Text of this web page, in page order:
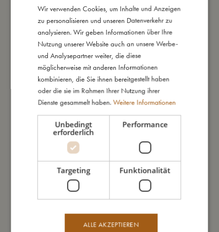
Polyester-Mesh, ist perfekt zur Aufbewahrung von
Badespielzeug. Die drei Bälle im Set sind nicht nur fantastisch
für Ballspiele in der Badewanne, sondern schwimmen auch auf
der Wasseroberfläche und sorgen für zusätzliche Unterhaltung
während der Badezeit. Das Netz wird einfach mit zwei starken
Saugnäpfen an glatten Oberflächen in Duschkabinen und
Badewannen befestigt.
Meine besonderen Merkmale:
Thema und drei Bälle
- Zwei starke Saugnäpfe für einfache Befestigung
- Hergestellt aus 100 % Neopren und Polyester-Mesh
- Empfohlenes Alter: 6+ Monate
Daraus bin ich gemacht
DANISH
ENGLISH
GERMAN
Wir verwenden Cookies, um Inhalte und Anzeigen
zu personalisieren und unseren Datenverkehr zu
analysieren. Wir geben Informationen über Ihre
Nutzung unserer Website auch an unsere Werbe-
und Analysepartner weiter, die diese
möglicherweise mit anderen Informationen
kombinieren, die Sie ihnen bereitgestellt haben
oder die sie im Rahmen Ihrer Nutzung ihrer
Dienste gesammelt haben. Weitere Informationen
Unbedingt
erforderlich
Performance
Targeting Funktionalität
ALLE AKZEPTIEREN